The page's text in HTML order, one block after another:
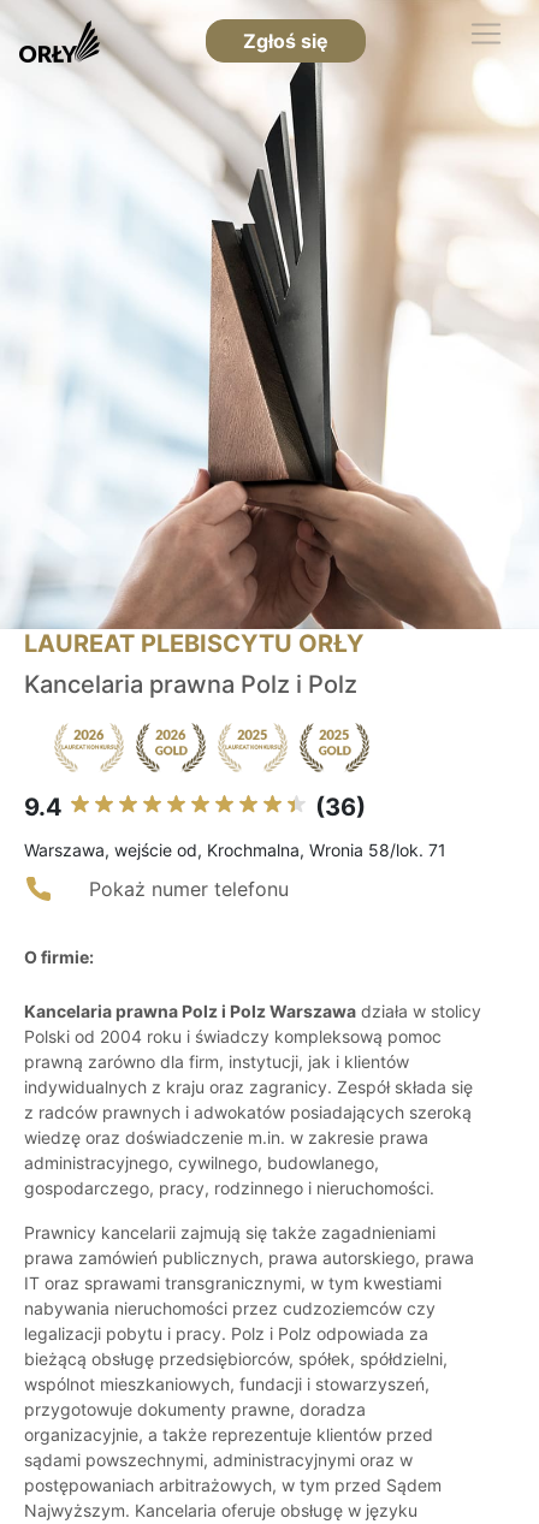
Zgłoś się
LAUREAT PLEBISCYTU ORŁY
Kancelaria prawna Polz i Polz
9.4 (36)
Warszawa, wejście od, Krochmalna, Wronia 58/lok. 71
Pokaż numer telefonu
O firmie:
Kancelaria prawna Polz i Polz Warszawa działa w stolicy
Polski od 2004 roku i świadczy kompleksową pomoc
prawną zarówno dla firm, instytucji, jak i klientów
indywidualnych z kraju oraz zagranicy. Zespół składa się
z radców prawnych i adwokatów posiadających szeroką
wiedzę oraz doświadczenie m.in. w zakresie prawa
administracyjnego, cywilnego, budowlanego,
gospodarczego, pracy, rodzinnego i nieruchomości.
Prawnicy kancelarii zajmują się także zagadnieniami
prawa zamówień publicznych, prawa autorskiego, prawa
IT oraz sprawami transgranicznymi, w tym kwestiami
nabywania nieruchomości przez cudzoziemców czy
legalizacji pobytu i pracy. Polz i Polz odpowiada za
bieżącą obsługę przedsiębiorców, spółek, spółdzielni,
wspólnot mieszkaniowych, fundacji i stowarzyszeń,
przygotowuje dokumenty prawne, doradza
organizacyjnie, a także reprezentuje klientów przed
sądami powszechnymi, administracyjnymi oraz w
postępowaniach arbitrażowych, w tym przed Sądem
Najwyższym. Kancelaria oferuje obsługę w języku